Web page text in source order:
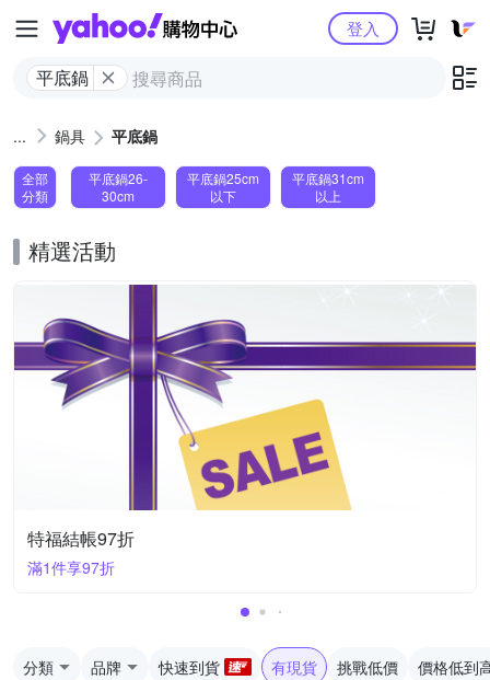
Yahoo購物中心
平底鍋
登入
鍋具 平底鍋
全部
分類
平底鍋26-
30cm
平底鍋25cm
以下
平底鍋31cm
以上
精選活動
特福結帳97折
滿1件享97折
分類 品牌 快速到貨 有現貨 挑戰低價 價格低到